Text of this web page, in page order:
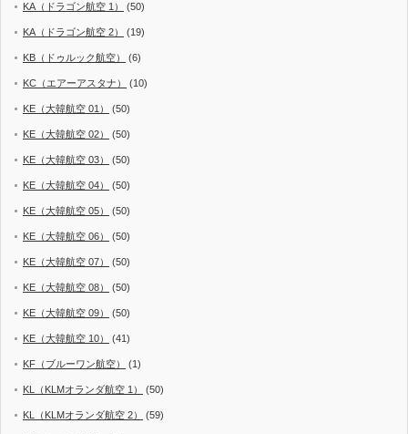
KA（ドラゴン航空 1） (50)
KA（ドラゴン航空 2） (19)
KB（ドゥルック航空） (6)
KC（エアーアスタナ） (10)
KE（大韓航空 01） (50)
KE（大韓航空 02） (50)
KE（大韓航空 03） (50)
KE（大韓航空 04） (50)
KE（大韓航空 05） (50)
KE（大韓航空 06） (50)
KE（大韓航空 07） (50)
KE（大韓航空 08） (50)
KE（大韓航空 09） (50)
KE（大韓航空 10） (41)
KF（ブルーワン航空） (1)
KL（KLMオランダ航空 1） (50)
KL（KLMオランダ航空 2） (59)